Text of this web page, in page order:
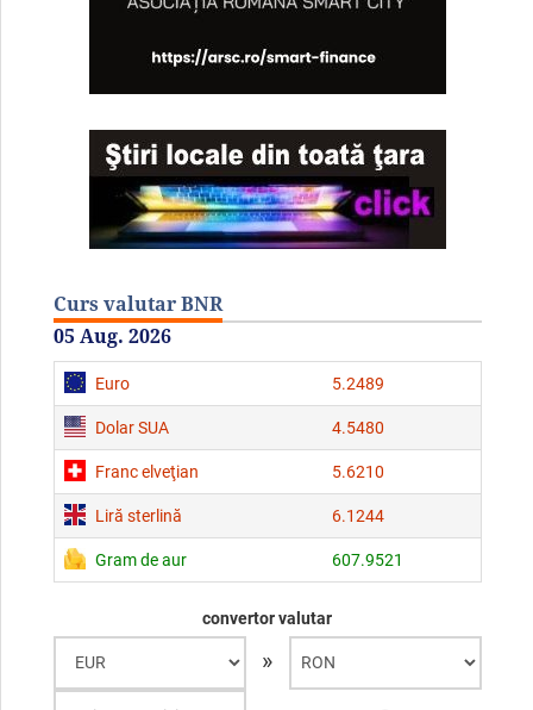
Curs valutar BNR
05 Aug. 2026
Euro 5.2489
Dolar SUA 4.5480
Franc elveţian 5.6210
Liră sterlină 6.1244
Gram de aur 607.9521
convertor valutar
»